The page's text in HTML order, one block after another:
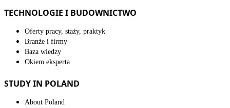
TECHNOLOGIE I BUDOWNICTWO
Oferty pracy, staży, praktyk
Branże i firmy
Baza wiedzy
Okiem eksperta
STUDY IN POLAND
About Poland